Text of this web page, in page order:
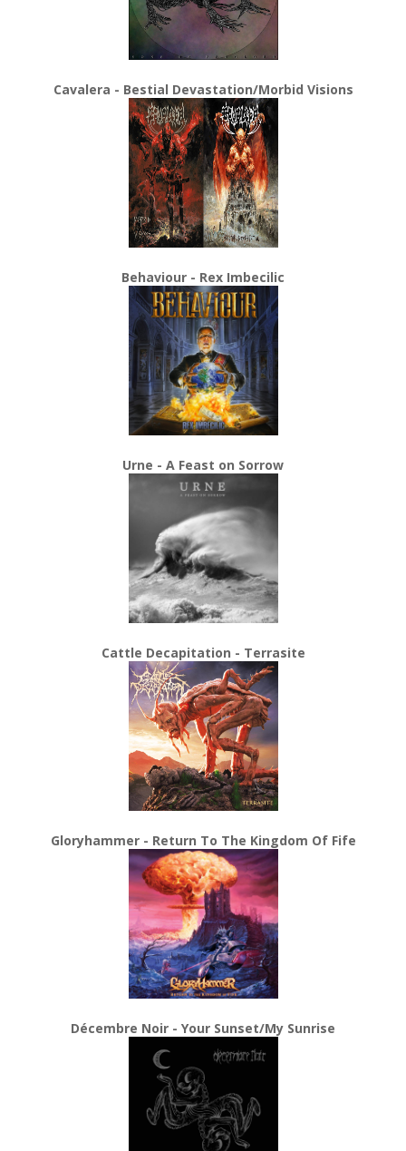
Cavalera - Bestial Devastation/Morbid Visions
Behaviour - Rex Imbecilic
Urne - A Feast on Sorrow
Cattle Decapitation - Terrasite
Gloryhammer - Return To The Kingdom Of Fife
Décembre Noir - Your Sunset/My Sunrise